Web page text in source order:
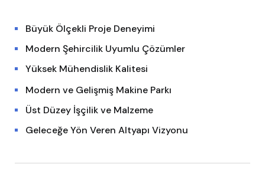
Büyük Ölçekli Proje Deneyimi
Modern Şehircilik Uyumlu Çözümler
Yüksek Mühendislik Kalitesi
Modern ve Gelişmiş Makine Parkı
Üst Düzey İşçilik ve Malzeme
Geleceğe Yön Veren Altyapı Vizyonu